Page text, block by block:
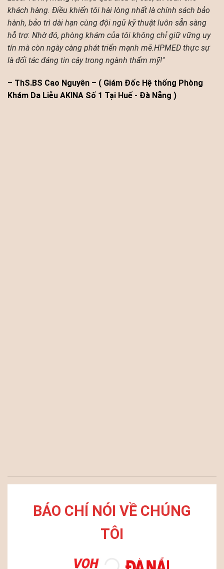
khách hàng. Điều khiến tôi hài lòng nhất là chính sách bảo
hành, bảo trì dài hạn cùng đội ngũ kỹ thuật luôn sẵn sàng
hỗ trợ. Nhờ đó, phòng khám của tôi không chỉ giữ vững uy
tín mà còn ngày càng phát triển mạnh mẽ.HPMED thực sự
là đối tác đáng tin cậy trong ngành thẩm mỹ!"
– ThS.BS Cao Nguyên – ( Giám Đốc Hệ thống Phòng
Khám Da Liễu AKINA Số 1 Tại Huế - Đà Nẵng )
BÁO CHÍ NÓI VỀ CHÚNG
TÔI